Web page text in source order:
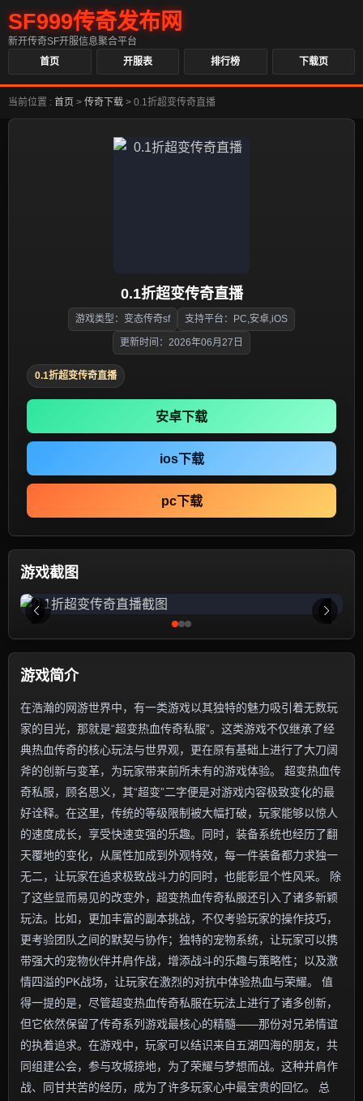
SF999传奇发布网
新开传奇SF开服信息聚合平台
首页
开服表 排行榜 下载页
当前位置 : 首页 > 传奇下载 > 0.1折超变传奇直播
0.1折超变传奇直播
游戏类型：变态传奇sf 支持平台：PC,安卓,iOS
更新时间：2026年06月27日
0.1折超变传奇直播
安卓下载
ios下载
pc下载
游戏截图
游戏简介
在浩瀚的网游世界中，有一类游戏以其独特的魅力吸引着无数玩
家的目光，那就是“超变热血传奇私服”。这类游戏不仅继承了经
典热血传奇的核心玩法与世界观，更在原有基础上进行了大刀阔
斧的创新与变革，为玩家带来前所未有的游戏体验。 超变热血传
奇私服，顾名思义，其“超变”二字便是对游戏内容极致变化的最
好诠释。在这里，传统的等级限制被大幅打破，玩家能够以惊人
的速度成长，享受快速变强的乐趣。同时，装备系统也经历了翻
天覆地的变化，从属性加成到外观特效，每一件装备都力求独一
无二，让玩家在追求极致战斗力的同时，也能彰显个性风采。 除
了这些显而易见的改变外，超变热血传奇私服还引入了诸多新颖
玩法。比如，更加丰富的副本挑战，不仅考验玩家的操作技巧，
更考验团队之间的默契与协作；独特的宠物系统，让玩家可以携
带强大的宠物伙伴并肩作战，增添战斗的乐趣与策略性；以及激
情四溢的PK战场，让玩家在激烈的对抗中体验热血与荣耀。 值
得一提的是，尽管超变热血传奇私服在玩法上进行了诸多创新，
但它依然保留了传奇系列游戏最核心的精髓——那份对兄弟情谊
的执着追求。在游戏中，玩家可以结识来自五湖四海的朋友，共
同组建公会，参与攻城掠地，为了荣耀与梦想而战。这种并肩作
战、同甘共苦的经历，成为了许多玩家心中最宝贵的回忆。 总